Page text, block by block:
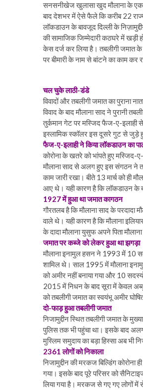
सनसनीखेज खुलासा खुद मौलाना के एक
बाद देशभर में ऐसे फैले कि करीब 22
लॉकडाउन के बावजूद दिल्ली के
की सामाजिक जिम्मेदारी कठघरे में खड़ी
केस दर्ज कर लिया है। तबलीगी जमात
पर बीमारी के नाम से बांटने का काम
चल चुके लाठी-डंडे
विवादों और तबलीगी जमात का पुराना
विवाद के बाद मौलाना साद ने पुरानी
तुर्कमान गेट पर मस्जिद फैज-ए-इलाही
इस्लामिक स्कॉलर इस दूसरे गुट से जुड़े
फैज-ए-इलाही ने किया लॉकडाउन का
कोरोना के खतरे को भांपते हुए मस्जिद-
मौलाना साद से अलग हुए इस संगठन ने
काम जारी रखा। बीते 13 मार्च को ही
आए थे। यही कारण है कि लॉकडाउन के
1927 में हुआ था जमात कागठन
गौरतलब है कि मौलाना साद के
वाले थे। यही कारण है कि मौलाना
के दादा मौलाना युसुफ अपने पिता
जमात पर कब्जे को लेकर हुआ था झगड़ा
मौलाना इनामुल हसन ने 1993 में 10
शामिल थे। साल 1995 में मौलाना
को अमीर नहीं बनाया गया और 10
2015 में निधन के बाद सूरा में केवल
को तबलीगी जमात का स्वयंभू अमीर
दो-फाड़ हुआ तबलीगी जमात
निजामुद्दीन स्थित तबलीगी जमात के
पुलिस तक भी पहुंचा था। इसके बाद
मुस्लिम समुदाय का बड़ा हिस्सा अब भी
2361 लोगों को निकाला
निजामुद्दीन की मरकज बिल्डिंग
गया। इसके बाद पूरे परिसर को
लिया गया है। मरकज से गए गए लोगों